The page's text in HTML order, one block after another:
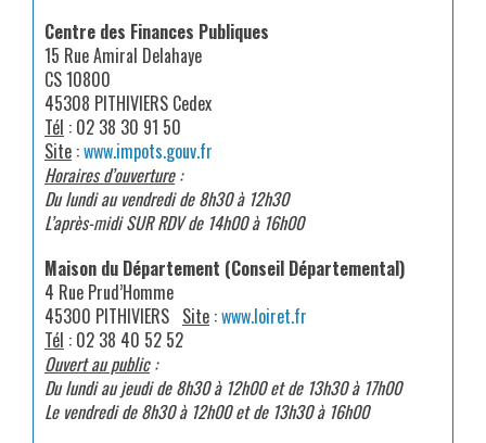
Centre des Finances Publiques
15 Rue Amiral Delahaye
CS 10800
45308 PITHIVIERS Cedex
Tél : 02 38 30 91 50
Site :www.impots.gouv.fr
Horaires d’ouverture:
Du lundi au vendredi de 8h30 à 12h30
L’après-midi SUR RDV de 14h00 à 16h00
Maison du Département (Conseil Départemental)
4 Rue Prud’Homme
45300 PITHIVIERS Site :www.loiret.fr
Tél : 02 38 40 52 52
Ouvert au public:
Du lundi au jeudi de 8h30 à 12h00 et de 13h30 à 17h00
Le vendredi de 8h30 à 12h00 et de 13h30 à 16h00